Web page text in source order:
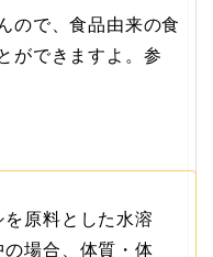
ので、食品由来の食
ができますよ。参
原料とした水溶
場合、体質・体